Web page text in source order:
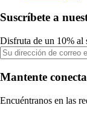
Suscríbete a
Disfruta de un 10% al
Mantente
Encuéntranos en las